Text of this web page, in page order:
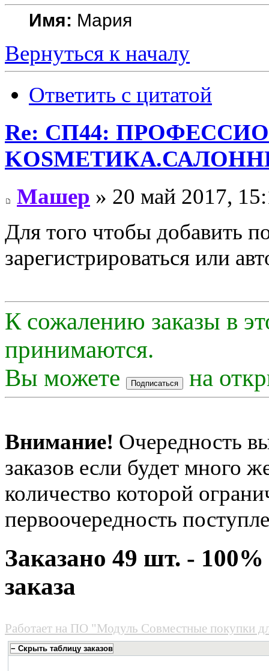
Имя: Мария
Вернуться к началу
Ответить с цитатой
Re: СП44:
Машер » 20 май 2017,
Для того чтобы добавить
зарегистрироваться или
К сожалению заказы в
принимаются.
Вы можете
на
Внимание! Очередность
заказов если будет много
количество которой
первоочередность
Заказано 49 шт. -
заказа
Работает на ПО "Модуль Совместные покупки